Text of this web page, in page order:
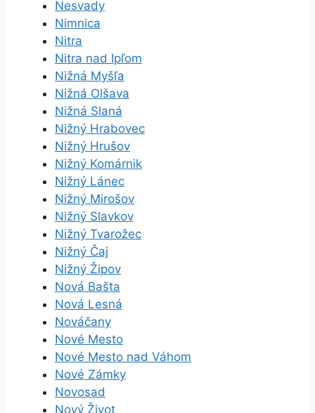
Nesvady
Nimnica
Nitra
Nitra nad Ipľom
Nižná Myšľa
Nižná Olšava
Nižná Slaná
Nižný Hrabovec
Nižný Hrušov
Nižný Komárnik
Nižný Lánec
Nižný Mirošov
Nižný Slavkov
Nižný Tvarožec
Nižný Čaj
Nižný Žipov
Nová Bašta
Nová Lesná
Nováčany
Nové Mesto
Nové Mesto nad Váhom
Nové Zámky
Novosad
Nový Život